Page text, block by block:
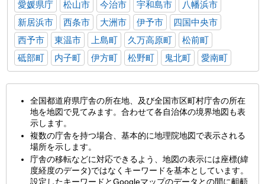
愛媛県庁 松山市 今治市 宇和島市
八幡浜市
新居浜市
西条市 大洲市 伊予市
四国中央市
西予市
東温市 上島町 久万高原町
松前町
砥部町
内子町 伊方町 松野町 鬼北町 愛南町
全国都道府県庁舎の所在地、及び全国市区町村庁舎の所在
地を地図で見てみます。合わせて各自治体の境界地図も表
示します。
複数の庁舎を持つ場合、基本的に地理院地図で表示される
場所を示します。
庁舎の移転などに対応できるよう、地図の表示には座標(緯
度経度のデータ)ではなくキーワードを基本としています。
設定したキーワードとGoogleマップのデータとの間に齟齬